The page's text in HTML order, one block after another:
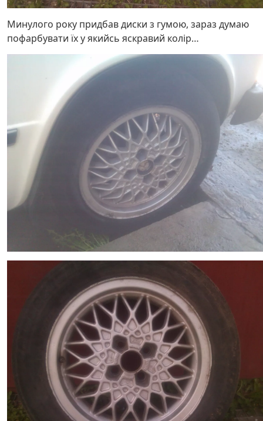
Минулого року придбав диски з гумою, зараз думаю
пофарбувати їх у якийсь яскравий колір…